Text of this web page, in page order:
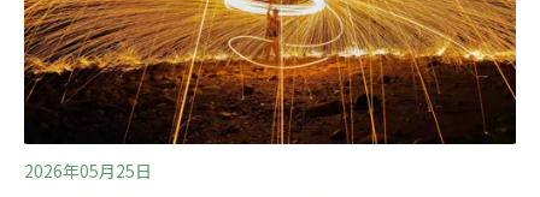
建築天花板隔間、校園裡出現，且數量持續增加。
2026年05月25日